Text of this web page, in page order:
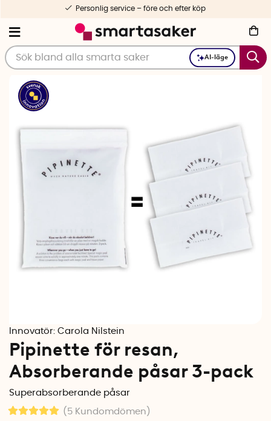
AI-läge
Personlig service – före och efter köp
Innovatör: Carola Nilstein
Pipinette för resan,
Absorberande påsar 3-pack
Superabsorberande påsar
(5 Kundomdömen )